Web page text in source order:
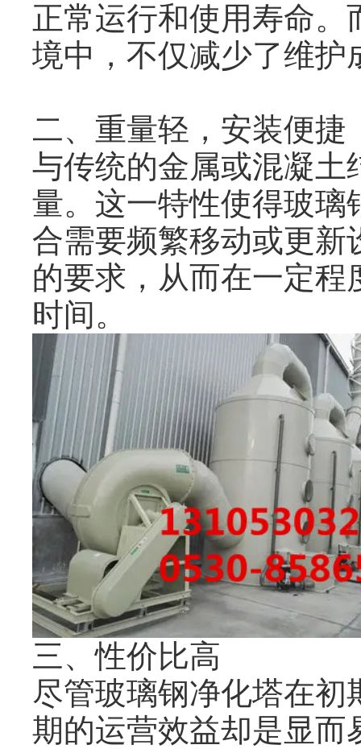
正常运行和使用寿命
境中，不仅减少了维护
二、重量轻，安装便捷
与传统的金属或混凝土
量。这一特性使得玻璃
合需要频繁移动或更
的要求，从而在一定
时间。
三、性价比高
尽管玻璃钢净化塔在
期的运营效益却是显而